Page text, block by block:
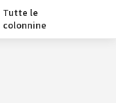
Tutte le
colonnine